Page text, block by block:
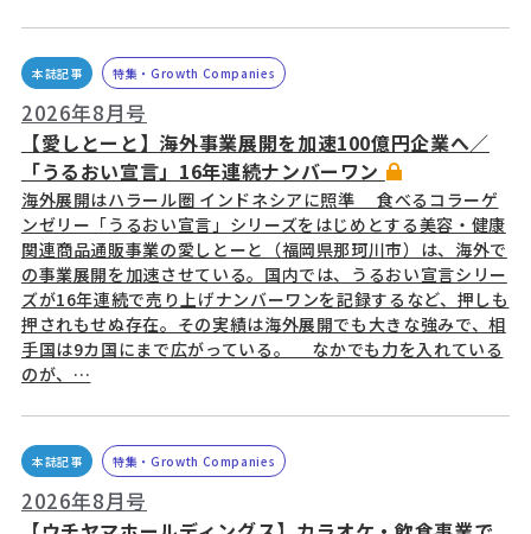
本誌記事 特集・Growth Companies
2026年8月号
【愛しとーと】海外事業展開を加速100億円企業へ／
「うるおい宣言」16年連続ナンバーワン
海外展開はハラール圏 インドネシアに照準 食べるコラーゲ
ンゼリー「うるおい宣言」シリーズをはじめとする美容・健康
関連商品通販事業の愛しとーと（福岡県那珂川市）は、海外で
の事業展開を加速させている。国内では、うるおい宣言シリー
ズが16年連続で売り上げナンバーワンを記録するなど、押しも
押されもせぬ存在。その実績は海外展開でも大きな強みで、相
手国は9カ国にまで広がっている。 なかでも力を入れている
のが、…
本誌記事 特集・Growth Companies
2026年8月号